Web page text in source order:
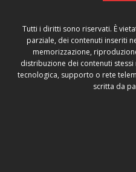
Tutti i diritti sono riservati. È
parziale, dei contenuti inseriti
memorizzazione,
distribuzione dei contenuti
tecnologica, supporto o rete
scritta da